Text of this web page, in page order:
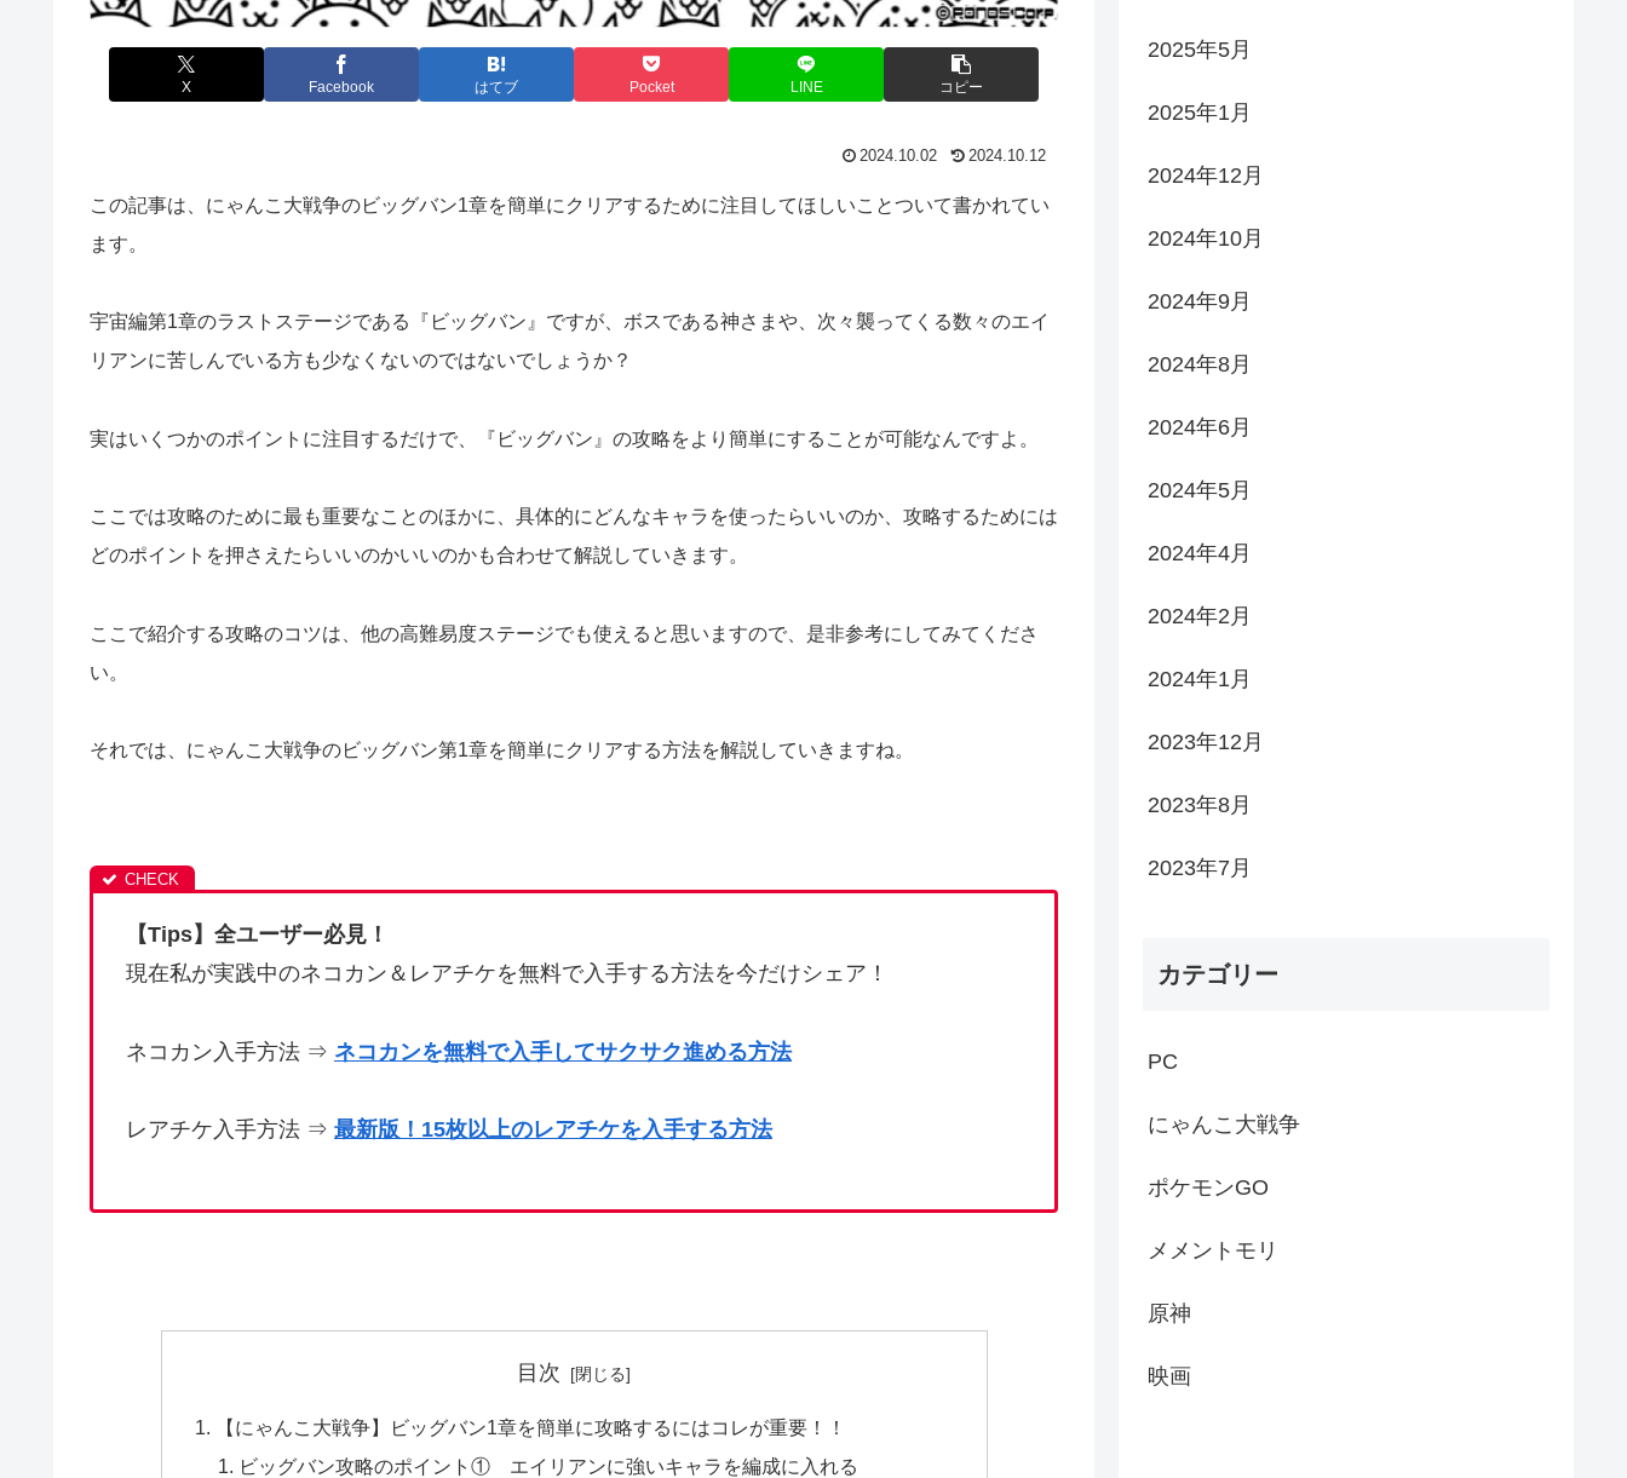
X Facebook はてブ Pocket LINE コピー
2024.10.02 2024.10.12
この記事は、にゃんこ大戦争のビッグバン1章を簡単にクリアするために注目してほしいことついて書かれてい
ます。
宇宙編第1章のラストステージである『ビッグバン』ですが、ボスである神さまや、次々襲ってくる数々のエイ
リアンに苦しんでいる方も少なくないのではないでしょうか？
実はいくつかのポイントに注目するだけで、『ビッグバン』の攻略をより簡単にすることが可能なんですよ。
ここでは攻略のために最も重要なことのほかに、具体的にどんなキャラを使ったらいいのか、攻略するためには
どのポイントを押さえたらいいのかいいのかも合わせて解説していきます。
ここで紹介する攻略のコツは、他の高難易度ステージでも使えると思いますので、是非参考にしてみてくださ
い。
それでは、にゃんこ大戦争のビッグバン第1章を簡単にクリアする方法を解説していきますね。
【Tips】全ユーザー必見！
現在私が実践中のネコカン＆レアチケを無料で入手する方法を今だけシェア！
ネコカン入手方法 ⇒ ネコカンを無料で入手してサクサク進める方法
レアチケ入手方法 ⇒ 最新版！15枚以上のレアチケを入手する方法
目次
【にゃんこ大戦争】ビッグバン1章を簡単に攻略するにはコレが重要！！
ビッグバン攻略のポイント① エイリアンに強いキャラを編成に入れる
2025年5月
2025年1月
2024年12月
2024年10月
2024年9月
2024年8月
2024年6月
2024年5月
2024年4月
2024年2月
2024年1月
2023年12月
2023年8月
2023年7月
カテゴリー
PC
にゃんこ大戦争
ポケモンGO
メメントモリ
原神
映画